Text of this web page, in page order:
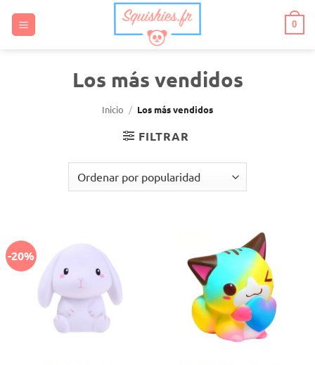
0
Los más vendidos
Inicio / Los más vendidos
FILTRAR
-20%